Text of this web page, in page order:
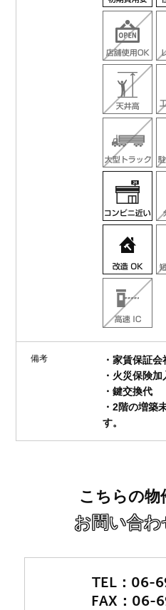
備考
・家賃保証
・火災保険加
・鍵交換代
・2階の増築
す。
こちらの物
お問い合わ
06-
06-